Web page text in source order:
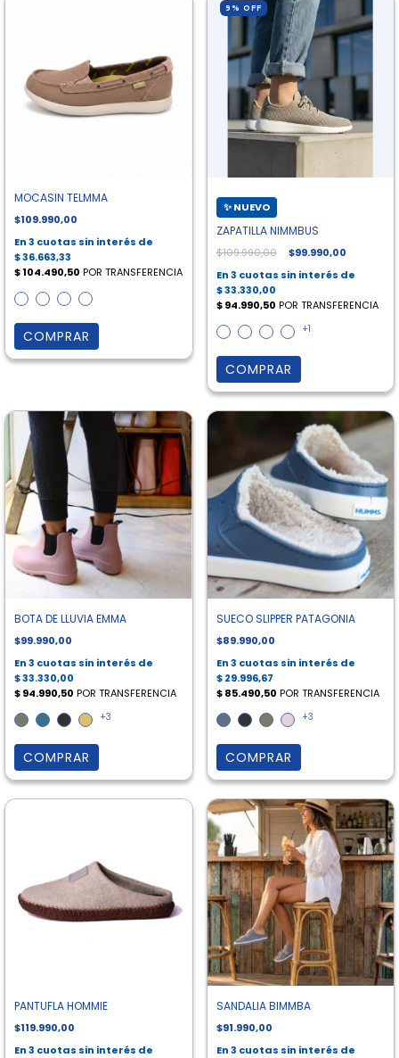
MOCASIN TELMMA
$109.990,00
COMPRAR
9 % OFF
ZAPATILLA NIMMBUS
$109.990,00 $99.990,00
+1
COMPRAR
BOTA DE LLUVIA EMMA
$99.990,00
+3
COMPRAR
SUECO SLIPPER PATAGONIA
$89.990,00
+3
COMPRAR
PANTUFLA HOMMIE
$119.990,00
SANDALIA BIMMBA
$91.990,00